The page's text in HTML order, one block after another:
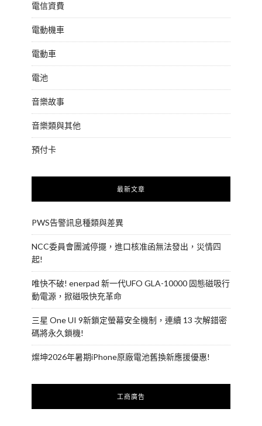
電信資費
電動機車
電動車
電池
音樂故事
音樂類與其他
預付卡
最新文章
PWS告警訊息種類與差異
NCC委員會團滅停擺，進口核准函無法發出，災情四
起!
唯快不破! enerpad 新一代UFO GLA-10000 固態磁吸行
動電源，掀磁吸快充革命
三星 One UI 9新鎖定螢幕安全機制，連續 13 次解錯密
碼將永久鎖機!
燦坤2026年暑期iPhone原廠電池舊換新應援優惠!
工商廣告